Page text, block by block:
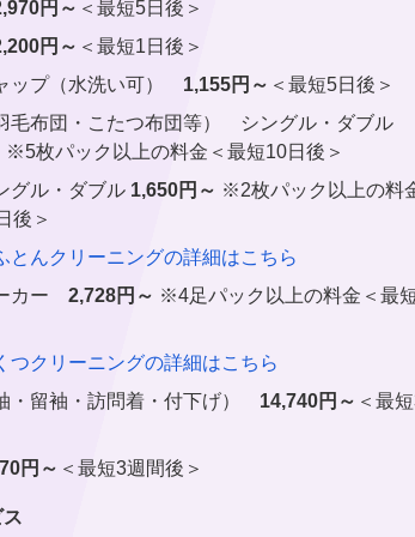
円～ ＜最短5日後＞
円～ ＜最短1日後＞
ップ（水洗い可） 1,155円～ ＜最短5日後＞
毛布団・こたつ布団等） シングル・ダブル
※5枚パック以上の料金＜最短10日後＞
ル・ダブル 1,650円～ ※2枚パック以上の料
後＞
とんクリーニングの詳細はこちら
カー 2,728円～ ※4足パック以上の料金＜最
つクリーニングの詳細はこちら
・留袖・訪問着・付下げ） 14,740円～ ＜最
円～ ＜最短3週間後＞